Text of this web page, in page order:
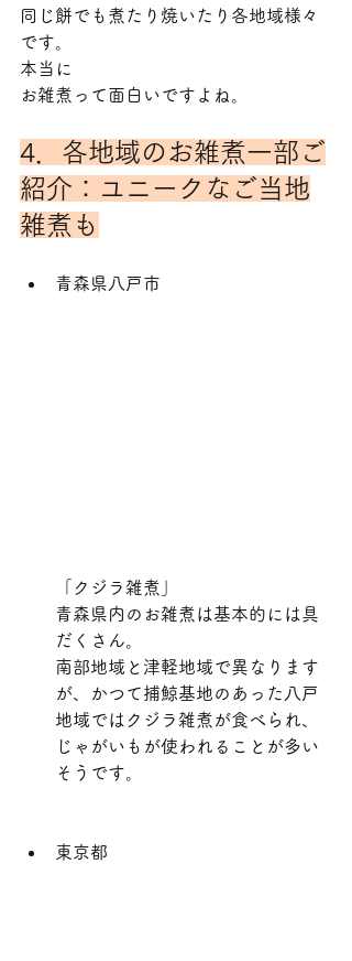
同じ餅でも煮たり焼いたり各地域様々
です。
本当に
お雑煮って面白いですよね。
4．各地域のお雑煮一部ご
紹介：ユニークなご当地
雑煮も
青森県八戸市
「クジラ雑煮」
青森県内のお雑煮は基本的には具
だくさん。
南部地域と津軽地域で異なります
が、かつて捕鯨基地のあった八戸
地域ではクジラ雑煮が食べられ、
じゃがいもが使われることが多い
そうです。
東京都